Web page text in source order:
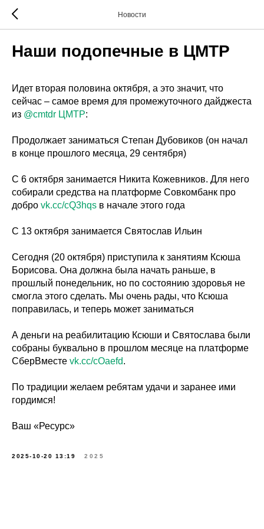
Новости
Наши подопечные в ЦМТР
Идет вторая половина октября, а это значит, что
сейчас – самое время для промежуточного дайджеста
из @cmtdr ЦМТР:
Продолжает заниматься Степан Дубовиков (он начал
в конце прошлого месяца, 29 сентября)
С 6 октября занимается Никита Кожевников. Для него
собирали средства на платформе Совкомбанк про
добро vk.cc/cQ3hqs в начале этого года
С 13 октября занимается Святослав Ильин
Сегодня (20 октября) приступила к занятиям Ксюша
Борисова. Она должна была начать раньше, в
прошлый понедельник, но по состоянию здоровья не
смогла этого сделать. Мы очень рады, что Ксюша
поправилась, и теперь может заниматься
А деньги на реабилитацию Ксюши и Святослава были
собраны буквально в прошлом месяце на платформе
СберВместе vk.cc/cOaefd.
По традиции желаем ребятам удачи и заранее ими
гордимся!
Ваш «Ресурс»
2025-10-20 13:19 2025